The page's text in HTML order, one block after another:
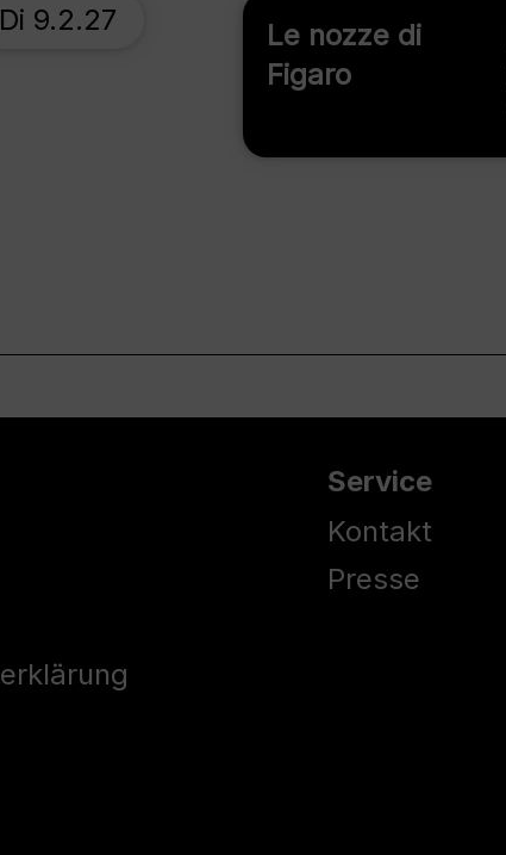
Le nozze di
Figaro
Di 9.2.27
Service
Kontakt
Presse